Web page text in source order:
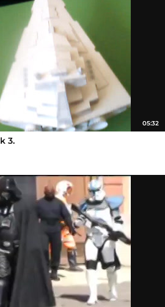
05:32
3.